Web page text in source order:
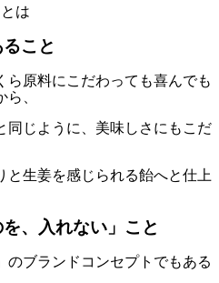
は
こと
ら原料にこだわっても喜んでも
、
同じように、美味しさにもこだ
と生姜を感じられる飴へと仕上
を、入れない」こと
のブランドコンセプトでもある